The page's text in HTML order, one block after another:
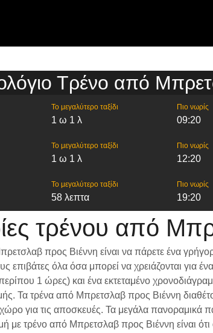
Τρένο από
Το μεγαλύτερο ταξίδι
1 ω 1 λ
Πιο νωρίς
09:20
Το μεγαλύτερο ταξίδι
1 ω 1 λ
Πιο νωρίς
12:20
Το μεγαλύτερο ταξίδι
58 λεπτα
Πιο νωρίς
19:20
τρένου από
προς Βιέννη είναι να πάρετε ένα
όλα όσα μπορεί να χρειάζονται για
περίπου 1 ώρες) και ένα εκτεταμένο
Τα τρένα από Μπρετσλαβ προς Βιέννη
για τις αποσκευές. Τα μεγάλα πανοραμικά
με τρένο από Μπρετσλαβ προς Βιέννη είναι